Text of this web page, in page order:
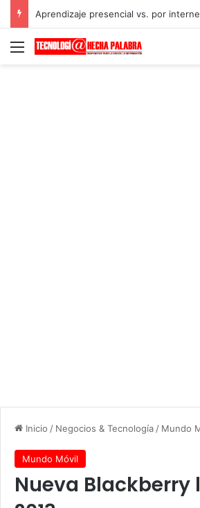
Aprendizaje presencial vs. por
Menú
Inicio / Negocios & Tecnología / Mundo
Mundo Móvil
Nueva Blackberry